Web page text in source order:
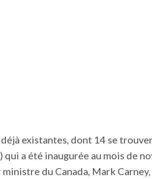
existantes, dont 14 se
qui a été inaugurée au mois de
du Canada, Mark Carney,